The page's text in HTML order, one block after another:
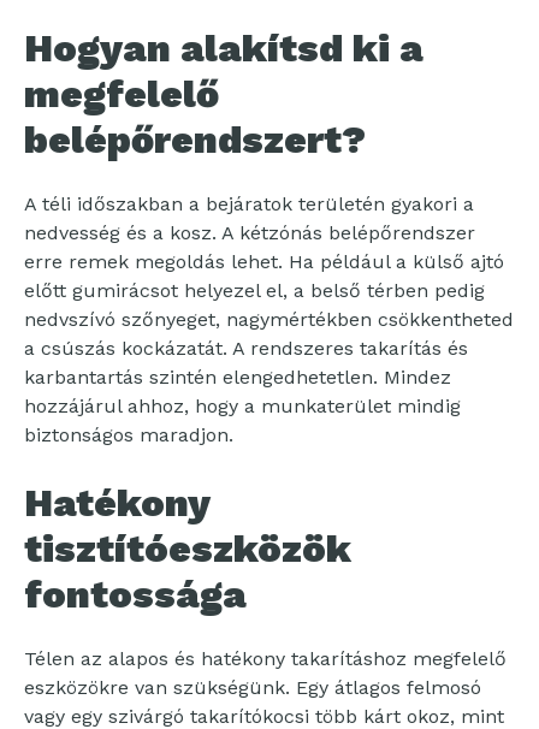
Hogyan alakítsd ki a
megfelelő
belépőrendszert?
A téli időszakban a bejáratok területén gyakori a
nedvesség és a kosz. A kétzónás belépőrendszer
erre remek megoldás lehet. Ha például a külső ajtó
előtt gumirácsot helyezel el, a belső térben pedig
nedvszívó szőnyeget, nagymértékben csökkentheted
a csúszás kockázatát. A rendszeres takarítás és
karbantartás szintén elengedhetetlen. Mindez
hozzájárul ahhoz, hogy a munkaterület mindig
biztonságos maradjon.
Hatékony
tisztítóeszközök
fontossága
Télen az alapos és hatékony takarításhoz megfelelő
eszközökre van szükségünk. Egy átlagos felmosó
vagy egy szivárgó takarítókocsi több kárt okoz, mint